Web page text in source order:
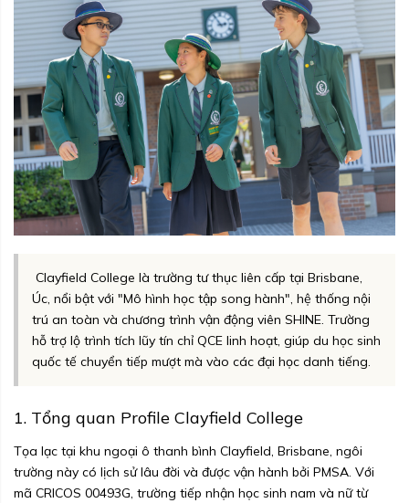
Clayfield College là trường tư thục liên cấp tại Brisbane,
Úc, nổi bật với "Mô hình học tập song hành", hệ thống nội
trú an toàn và chương trình vận động viên SHINE. Trường
hỗ trợ lộ trình tích lũy tín chỉ QCE linh hoạt, giúp du học sinh
quốc tế chuyển tiếp mượt mà vào các đại học danh tiếng.
1. Tổng quan Profile Clayfield College
Tọa lạc tại khu ngoại ô thanh bình Clayfield, Brisbane, ngôi
trường này có lịch sử lâu đời và được vận hành bởi PMSA. Với
mã CRICOS 00493G, trường tiếp nhận học sinh nam và nữ từ